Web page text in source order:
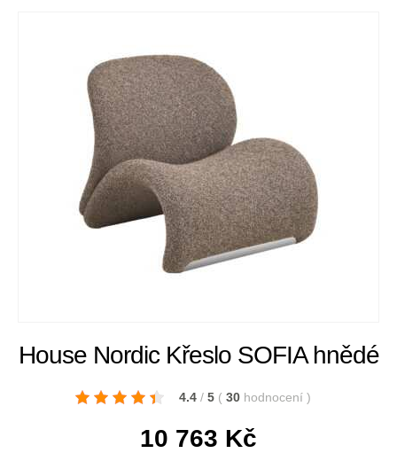
House Nordic Křeslo SOFIA hnědé
4.4 / 5 ( 30 hodnocení )
10 763 Kč